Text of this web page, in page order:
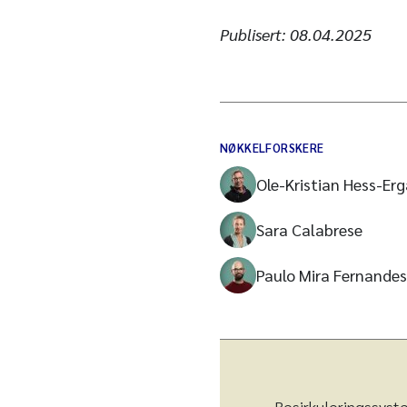
Publisert: 08.04.2025
NØKKELFORSKERE
Ole-Kristian Hess-
Sara Calabrese
Paulo Mira Fernandes